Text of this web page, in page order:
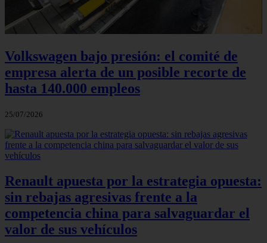
Volkswagen bajo presión: el comité de
empresa alerta de un posible recorte de
hasta 140.000 empleos
25/07/2026
Renault apuesta por la estrategia opuesta:
sin rebajas agresivas frente a la
competencia china para salvaguardar el
valor de sus vehículos